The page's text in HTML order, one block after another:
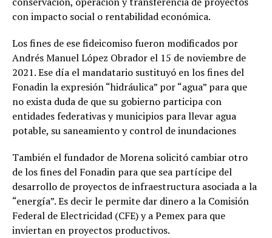
con impacto social o rentabilidad económica.
Los fines de ese fideicomiso fueron modificados por
Andrés Manuel López Obrador el 15 de noviembre de
2021. Ese día el mandatario sustituyó en los fines del
Fonadin la expresión “hidráulica” por “agua” para que
no exista duda de que su gobierno participa con
entidades federativas y municipios para llevar agua
potable, su saneamiento y control de inundaciones
También el fundador de Morena solicitó cambiar otro
de los fines del Fonadin para que sea partícipe del
desarrollo de proyectos de infraestructura asociada a la
“energía”. Es decir le permite dar dinero a la Comisión
Federal de Electricidad (CFE) y a Pemex para que
inviertan en proyectos productivos.